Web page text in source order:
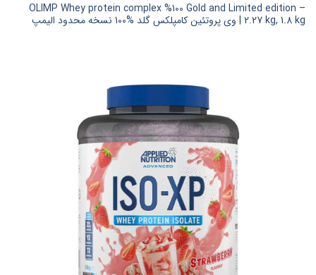
OLIMP Whey protein complex %100 Gold and Limited edition –
2.27 kg, 1.8 kg | وی پروتئین کامپلکس گلد %100 نسخه محدود الیمپ